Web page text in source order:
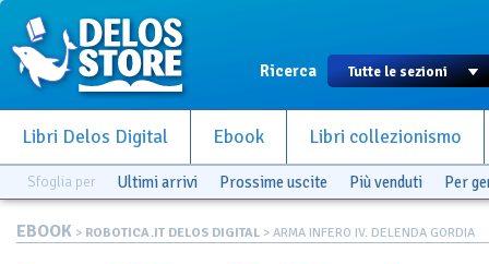
Ricerca
Libri Delos Digital Ebook Libri collezionismo
Sfoglia per Ultimi arrivi Prossime uscite Più venduti Per
EBOOK > ROBOTICA.IT DELOS DIGITAL > ARMA INFERO IV. DELENDA GORDIA